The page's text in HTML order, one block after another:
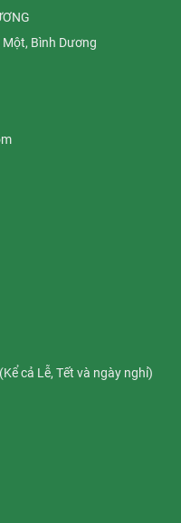
Một, Bình Dương
cả Lễ, Tết và ngày nghỉ)